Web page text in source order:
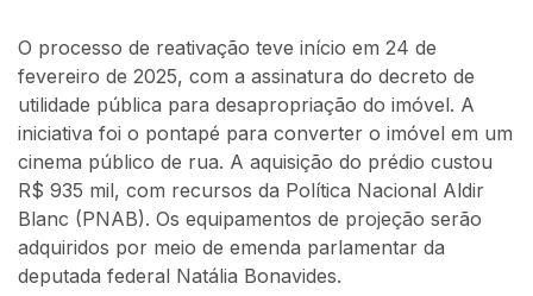
O processo de reativação teve início em 24 de
fevereiro de 2025, com a assinatura do decreto de
utilidade pública para desapropriação do imóvel. A
iniciativa foi o pontapé para converter o imóvel em um
cinema público de rua. A aquisição do prédio custou
R$ 935 mil, com recursos da Política Nacional Aldir
Blanc (PNAB). Os equipamentos de projeção serão
adquiridos por meio de emenda parlamentar da
deputada federal Natália Bonavides.